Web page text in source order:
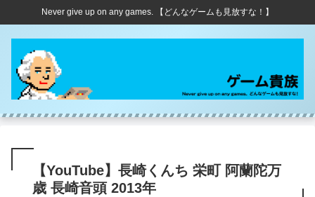
Never give up on any games. 【どんなゲームも見放すな！】
【YouTube】長崎くんち 栄町 阿蘭陀万
歳 長崎音頭 2013年